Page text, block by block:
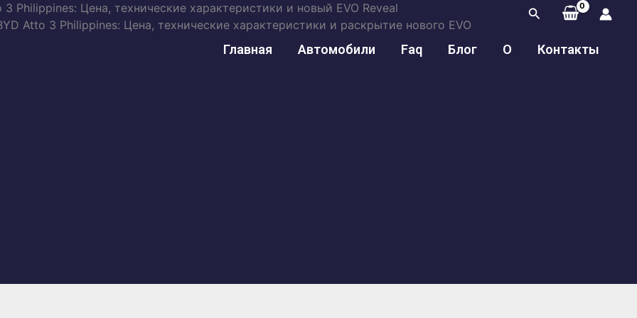
Поиск
Главная Автомобили Faq Блог О Контакты
Philippines: Цена, технические характеристики и новый EVO Reveal
Atto 3 Philippines: Цена, технические характеристики и раскрытие нового EVO